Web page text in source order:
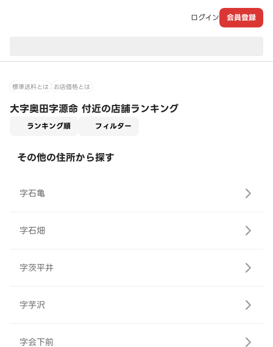
ログイン 会員登録
標準送料とは お店価格とは
大字奥田字源命 付近の店舗ランキング
ランキング順 フィルター
その他の住所から探す
字石亀
字石畑
字茨平井
字芋沢
字会下前